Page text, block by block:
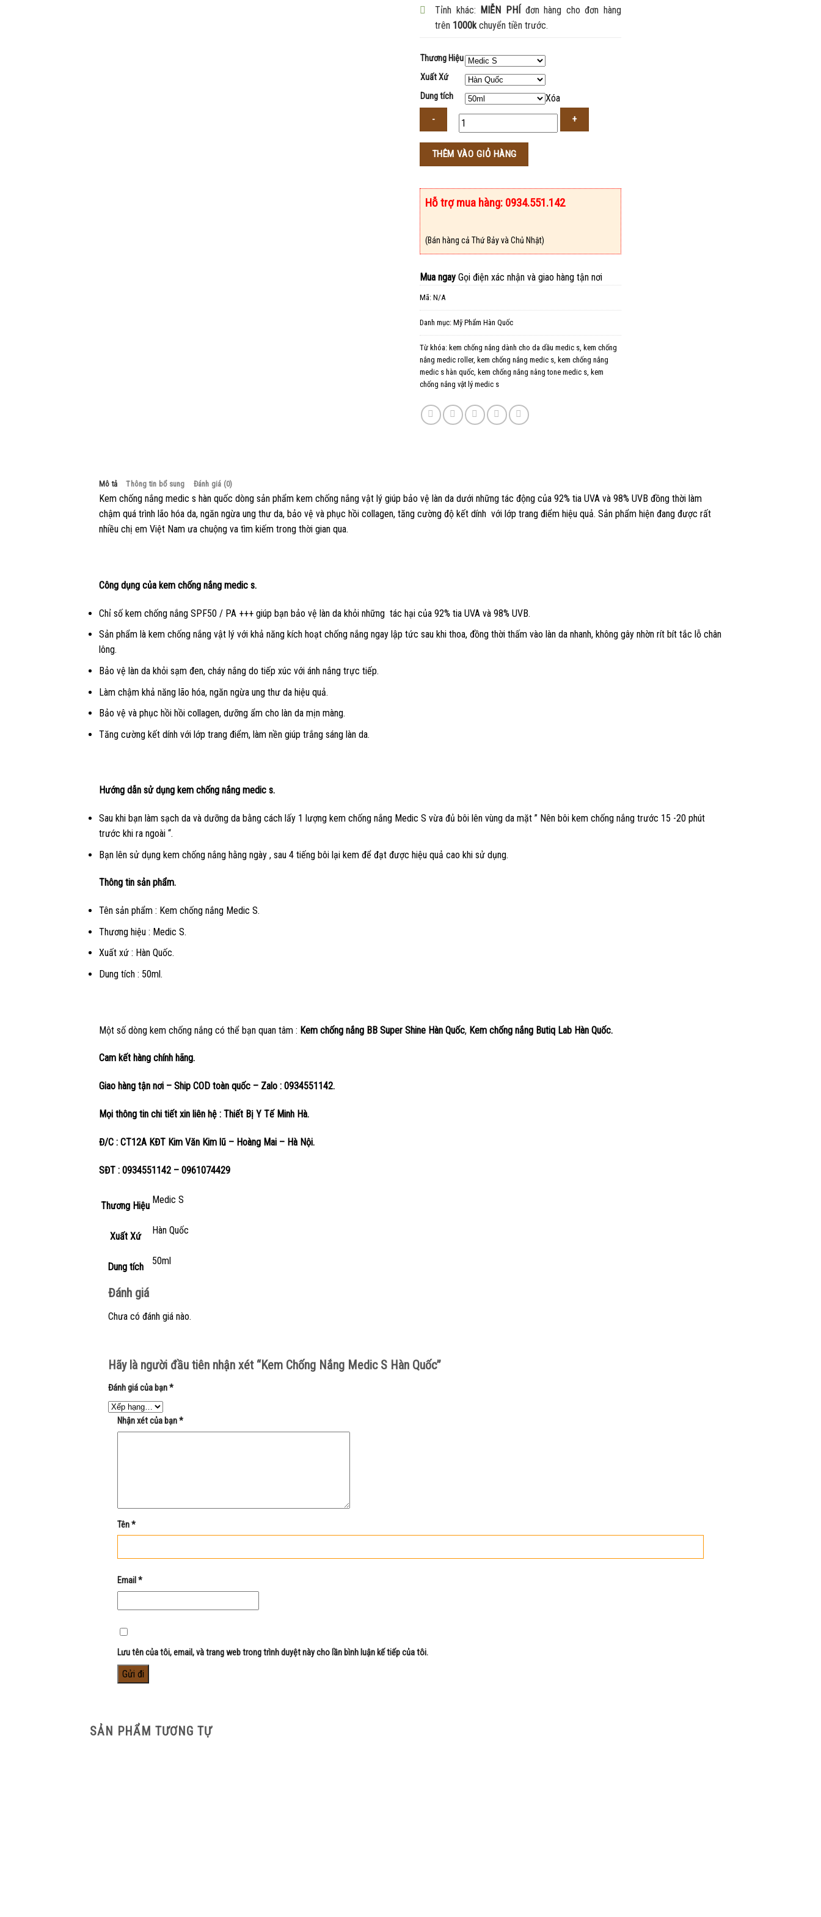
Tỉnh khác: MIỄN PHÍđơn hàng cho đơn hàng
trên 1000k chuyển tiền trước.
Thương Hiệu
Xuất Xứ
Dung tích
Xóa
THÊM VÀO GIỎ HÀNG
Hỗ trợ mua hàng: 0934.551.142
(Bán hàng cả Thứ Bảy và Chủ Nhật)
Mua ngay Gọi điện xác nhận và giao hàng tận nơi
Mã: N/A
Danh mục: Mỹ Phẩm Hàn Quốc
Từ khóa: kem chống nắng dành cho da dầu medic s, kem chống
nắng medic roller, kem chống nắng medic s, kem chống nắng
medic s hàn quốc, kem chống nắng nâng tone medic s, kem
chống nắng vật lý medic s
Mô tả Thông tin bổ sung Đánh giá (0)
Kem chống nắng medic s hàn quốc dòng sản phẩm kem chống nắng vật lý giúp bảo vệ làn da dưới những tác động của 92% tia UVA và 98% UVB đồng thời làm
chậm quá trình lão hóa da, ngăn ngừa ung thư da, bảo vệ và phục hồi collagen, tăng cường độ kết dính với lớp trang điểm hiệu quả. Sản phẩm hiện đang được rất
nhiều chị em Việt Nam ưa chuộng va tìm kiếm trong thời gian qua.
Công dụng của kem chống nắng medic s.
Chỉ số kem chống nắng SPF50 / PA +++ giúp bạn bảo vệ làn da khỏi những tác hại của 92% tia UVA và 98% UVB.
Sản phẩm là kem chống nắng vật lý với khả năng kích hoạt chống nắng ngay lập tức sau khi thoa, đồng thời thấm vào làn da nhanh, không gây nhờn rít bít tắc lỗ chân
lông.
Bảo vệ làn da khỏi sạm đen, cháy nắng do tiếp xúc với ánh nắng trực tiếp.
Làm chậm khả năng lão hóa, ngăn ngừa ung thư da hiệu quả.
Bảo vệ và phục hồi hồi collagen, dưỡng ẩm cho làn da mịn màng.
Tăng cường kết dính với lớp trang điểm, làm nền giúp trắng sáng làn da.
Hướng dẫn sử dụng kem chống nắng medic s.
Sau khi bạn làm sạch da và dưỡng da bằng cách lấy 1 lượng kem chống nắng Medic S vừa đủ bôi lên vùng da mặt ” Nên bôi kem chống nắng trước 15 -20 phút
trước khi ra ngoài “.
Bạn lên sử dụng kem chống nắng hằng ngày , sau 4 tiếng bôi lại kem để đạt được hiệu quả cao khi sử dụng.
Thông tin sản phẩm.
Tên sản phẩm : Kem chống nắng Medic S.
Thương hiệu : Medic S.
Xuất xứ : Hàn Quốc.
Dung tích : 50ml.
Một số dòng kem chống nắng có thể bạn quan tâm : Kem chống nắng BB Super Shine Hàn Quốc, Kem chống nắng Butiq Lab Hàn Quốc.
Cam kết hàng chính hãng.
Giao hàng tận nơi – Ship COD toàn quốc – Zalo : 0934551142.
Mọi thông tin chi tiết xin liên hệ : Thiết Bị Y Tế Minh Hà.
Đ/C : CT12A KĐT Kim Văn Kim lũ – Hoàng Mai – Hà Nội.
SĐT : 0934551142 – 0961074429
Thương Hiệu
Medic S
Xuất Xứ
Hàn Quốc
Dung tích
50ml
Đánh giá
Chưa có đánh giá nào.
Hãy là người đầu tiên nhận xét “Kem Chống Nắng Medic S Hàn Quốc”
Đánh giá của bạn*
Nhận xét của bạn*
Tên*
Email *
Lưu tên của tôi, email, và trang web trong trình duyệt này cho lần bình luận kế tiếp của tôi.
SẢN PHẨM TƯƠNG TỰ